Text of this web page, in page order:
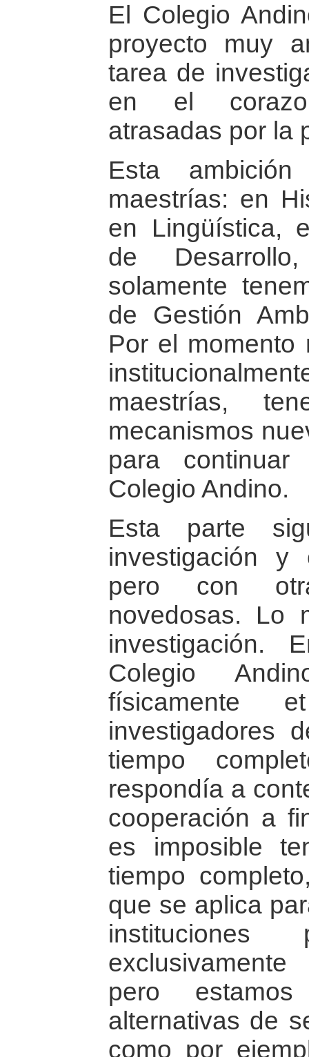
El Colegio
proyecto muy
tarea de
en el
atrasadas por la
Esta
maestrías: en
en Lingüística,
de
solamente
de Gestión
Por el momento
maestrías,
mecanismos
para
Colegio Andino.
Esta parte
investigación y
pero con
novedosas. Lo
investigación.
Colegio
físicamente et
investigadores
tiempo
respondía a
cooperación a
es imposible
tiempo
que se aplica
instituciones
pero
alternativas de
como por